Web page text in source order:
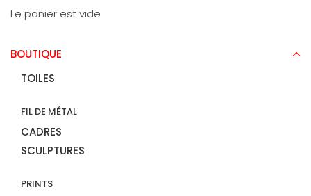
Le panier est vide
BOUTIQUE
TOILES
FIL DE MÉTAL
CADRES
SCULPTURES
PRINTS